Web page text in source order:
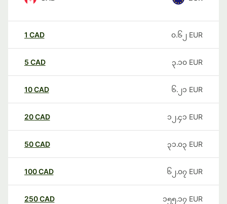
1 CAD ၀.၆၂ EUR
5 CAD ၃.၁၀ EUR
10CAD ၆.၂၁ EUR
20CAD ၁၂.၄၁ EUR
50CAD ၃၁.၀၃ EUR
100CAD ၆၂.၀၇ EUR
250CAD ၁၅၅.၁၇ EUR